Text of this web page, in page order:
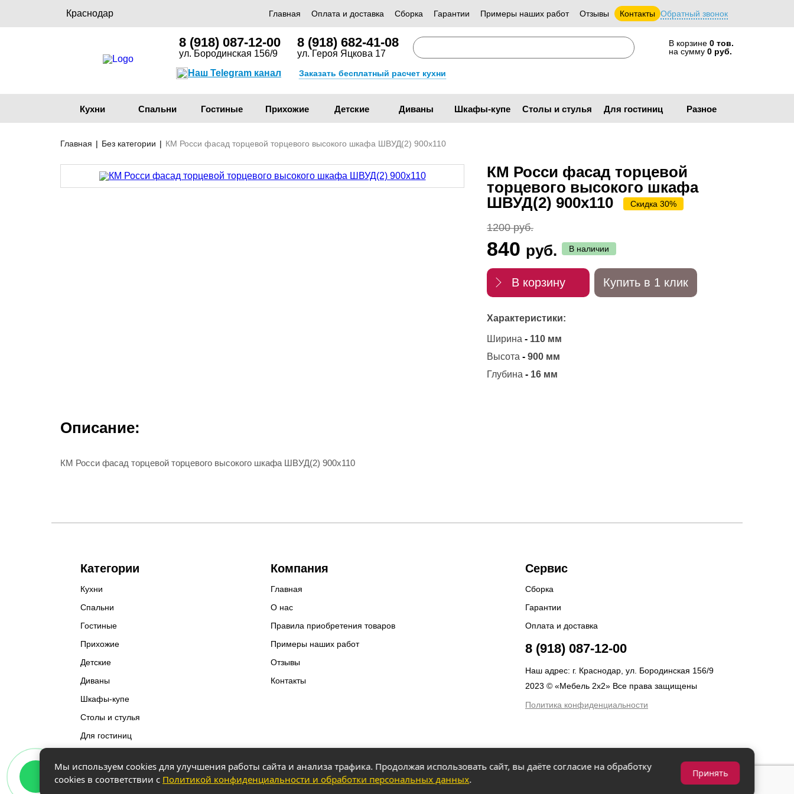
Краснодар Главная Оплата и доставка Сборка Гарантии Примеры наших работ Отзывы Контакты Обратный звонок
8 (918) 087-12-00
ул. Бородинская 156/9
8 (918) 682-41-08
ул. Героя Яцкова 17
В корзине 0 тов.
на сумму 0 руб.
Наш Telegram канал Заказать бесплатный расчет кухни
Кухни Спальни Гостиные Прихожие Детские Диваны Шкафы-купе Столы и стулья Для гостиниц Разное
Главная | Без категории | КМ Росси фасад торцевой торцевого высокого шкафа ШВУД(2) 900х110
КМ Росси фасад торцевой
торцевого высокого шкафа
ШВУД(2) 900х110
Скидка 30%
1200 руб.
840 руб. В наличии
В корзину Купить в 1 клик
Характеристики:
Ширина - 110 мм
Высота - 900 мм
Глубина - 16 мм
Описание:
КМ Росси фасад торцевой торцевого высокого шкафа ШВУД(2) 900х110
Категории
Кухни
Спальни
Гостиные
Прихожие
Детские
Диваны
Шкафы-купе
Столы и стулья
Для гостиниц
Компания
Главная
О нас
Правила приобретения товаров
Примеры наших работ
Отзывы
Контакты
Сервис
Сборка
Гарантии
Оплата и доставка
8 (918) 087-12-00
Наш адрес: г. Краснодар, ул. Бородинская 156/9
2023 © «Мебель 2x2» Все права защищены
Политика конфиденциальности
Мы используем cookies для улучшения работы сайта и анализа трафика. Продолжая использовать сайт, вы даёте согласие на обработку
cookies в соответствии с Политикой конфиденциальности и обработки персональных данных.
Принять